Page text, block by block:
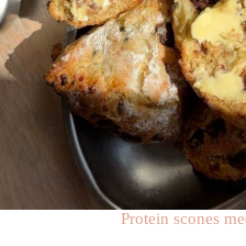
Protein scones